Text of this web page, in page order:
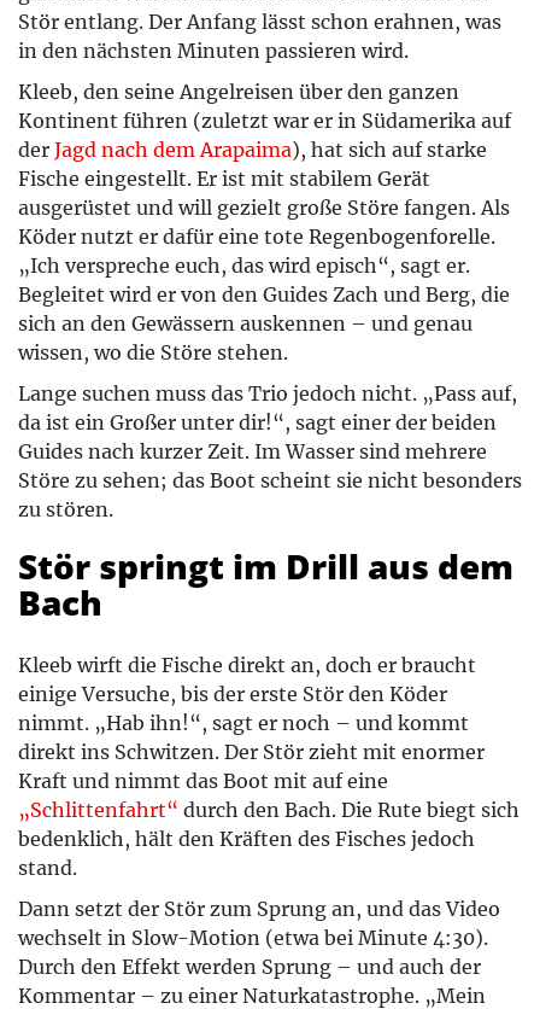
Stör entlang. Der Anfang lässt schon erahnen, was
in den nächsten Minuten passieren wird.
Kleeb, den seine Angelreisen über den ganzen
Kontinent führen (zuletzt war er in Südamerika auf
der Jagd nach dem Arapaima), hat sich auf starke
Fische eingestellt. Er ist mit stabilem Gerät
ausgerüstet und will gezielt große Störe fangen. Als
Köder nutzt er dafür eine tote Regenbogenforelle.
„Ich verspreche euch, das wird episch“, sagt er.
Begleitet wird er von den Guides Zach und Berg, die
sich an den Gewässern auskennen – und genau
wissen, wo die Störe stehen.
Lange suchen muss das Trio jedoch nicht. „Pass auf,
da ist ein Großer unter dir!“, sagt einer der beiden
Guides nach kurzer Zeit. Im Wasser sind mehrere
Störe zu sehen; das Boot scheint sie nicht besonders
zu stören.
Stör springt im Drill aus dem
Bach
Kleeb wirft die Fische direkt an, doch er braucht
einige Versuche, bis der erste Stör den Köder
nimmt. „Hab ihn!“, sagt er noch – und kommt
direkt ins Schwitzen. Der Stör zieht mit enormer
Kraft und nimmt das Boot mit auf eine
„Schlittenfahrt“ durch den Bach. Die Rute biegt sich
bedenklich, hält den Kräften des Fisches jedoch
stand.
Dann setzt der Stör zum Sprung an, und das Video
wechselt in Slow-Motion (etwa bei Minute 4:30).
Durch den Effekt werden Sprung – und auch der
Kommentar – zu einer Naturkatastrophe. „Mein